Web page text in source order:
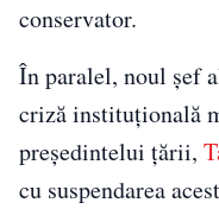
conservator.
În paralel, noul șef
criză instituțională
președintelui țării,
cu suspendarea